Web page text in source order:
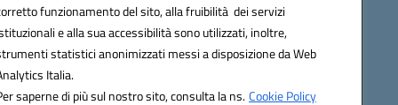
funzionamento del sito, alla fruibilità dei servizi
e alla sua accessibilità sono utilizzati, inoltre,
statistici anonimizzati messi a disposizione da Web
Italia.
saperne di più sul nostro sito, consulta la ns.Cookie Policy